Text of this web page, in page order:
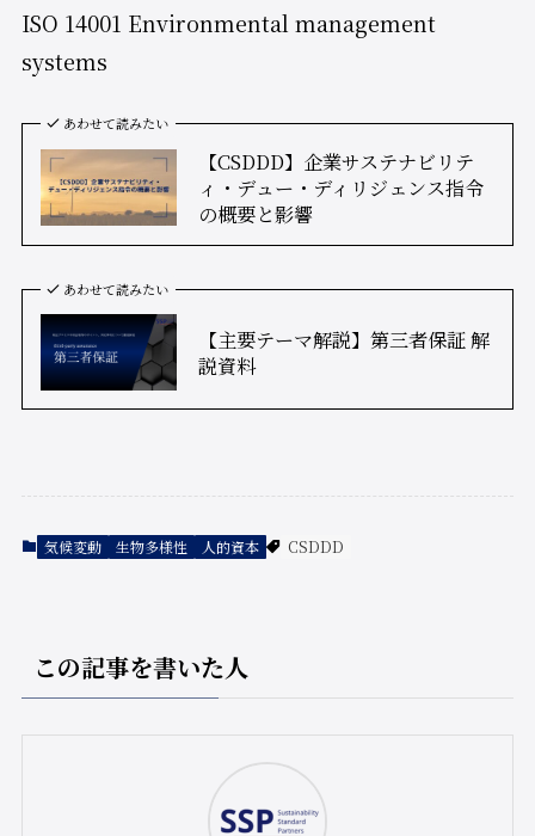
ISO 14001 Environmental management
systems
あわせて読みたい
【CSDDD】企業サステナビリテ
ィ・デュー・ディリジェンス指令
の概要と影響
あわせて読みたい
【主要テーマ解説】第三者保証 解
説資料
気候変動 生物多様性 人的資本 CSDDD
この記事を書いた人